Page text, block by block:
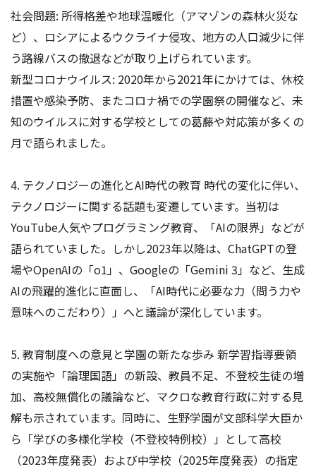
社会問題: 所得格差や地球温暖化（アマゾンの森林火災な
ど）、ロシアによるウクライナ侵攻、地方の人口減少に伴
う路線バスの撤退などが取り上げられています。
新型コロナウイルス: 2020年から2021年にかけては、休校
措置や感染予防、またコロナ禍での学園祭の開催など、未
知のウイルスに対する学校としての葛藤や対応策が多くの
月で語られました。
4. テクノロジーの進化とAI時代の教育 時代の変化に伴い、
テクノロジーに関する話題も変遷しています。当初は
YouTube人気やプログラミング教育、「AIの限界」などが
語られていました。しかし2023年以降は、ChatGPTの登
場やOpenAIの「o1」、Googleの「Gemini 3」など、生成
AIの飛躍的進化に直面し、「AI時代に必要な力（問う力や
意味へのこだわり）」へと議論が深化しています。
5. 教育制度への意見と学園の新たな歩み 新学習指導要領
の実施や「論理国語」の新設、教員不足、不登校生徒の増
加、高校無償化の議論など、マクロな教育行政に対する見
解も示されています。同時に、生野学園が文部科学大臣か
ら「学びの多様化学校（不登校特例校）」として高校
（2023年度発表）および中学校（2025年度発表）の指定